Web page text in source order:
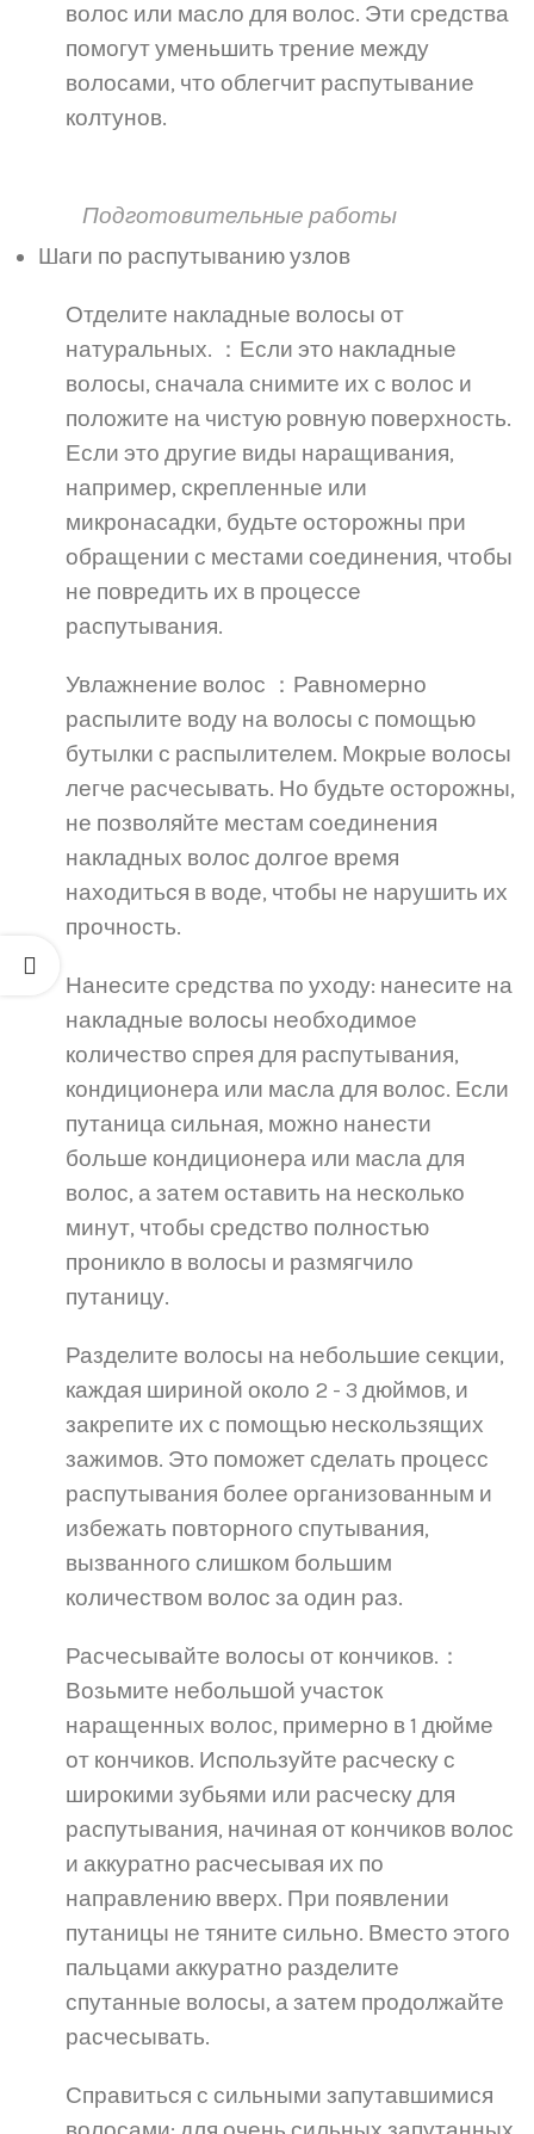
волос или масло для волос. Эти средства
помогут уменьшить трение между
волосами, что облегчит распутывание
колтунов.
Подготовительные работы
Шаги по распутыванию узлов
Отделите накладные волосы от
натуральных. ：Если это накладные
волосы, сначала снимите их с волос и
положите на чистую ровную поверхность.
Если это другие виды наращивания,
например, скрепленные или
микронасадки, будьте осторожны при
обращении с местами соединения, чтобы
не повредить их в процессе
распутывания.
Увлажнение волос ：Равномерно
распылите воду на волосы с помощью
бутылки с распылителем. Мокрые волосы
легче расчесывать. Но будьте осторожны,
не позволяйте местам соединения
накладных волос долгое время
находиться в воде, чтобы не нарушить их
прочность.
Нанесите средства по уходу: нанесите на
накладные волосы необходимое
количество спрея для распутывания,
кондиционера или масла для волос. Если
путаница сильная, можно нанести
больше кондиционера или масла для
волос, а затем оставить на несколько
минут, чтобы средство полностью
проникло в волосы и размягчило
путаницу.
Разделите волосы на небольшие секции,
каждая шириной около 2 - 3 дюймов, и
закрепите их с помощью нескользящих
зажимов. Это поможет сделать процесс
распутывания более организованным и
избежать повторного спутывания,
вызванного слишком большим
количеством волос за один раз.
Расчесывайте волосы от кончиков.：
Возьмите небольшой участок
наращенных волос, примерно в 1 дюйме
от кончиков. Используйте расческу с
широкими зубьями или расческу для
распутывания, начиная от кончиков волос
и аккуратно расчесывая их по
направлению вверх. При появлении
путаницы не тяните сильно. Вместо этого
пальцами аккуратно разделите
спутанные волосы, а затем продолжайте
расчесывать.
Справиться с сильными запутавшимися